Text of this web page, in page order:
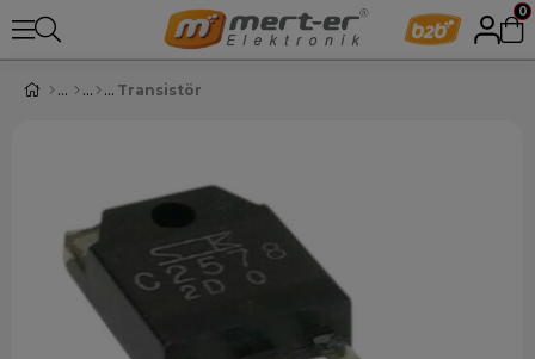
0
Transistör